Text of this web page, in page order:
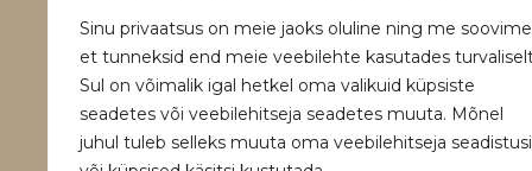
Sinu privaatsus on meie jaoks oluline ning me
et tunneksid end meie veebilehte kasutades
Sul on võimalik igal hetkel oma valikuid küpsiste
seadetes või veebilehitseja seadetes muuta. Mõnel
juhul tuleb selleks muuta oma veebilehitseja seadistusi